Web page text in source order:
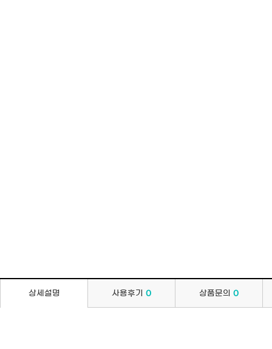
상세설명 사용후기 0 상품문의 0